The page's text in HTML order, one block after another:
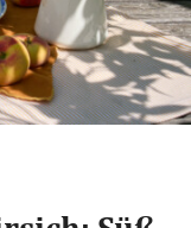
09:00—19:00
09:00—18:00